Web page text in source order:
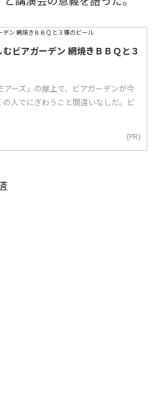
ビアガーデン 網焼きＢＢＱと３
アーズ」の屋上で、ビアガーデンが今
の人でにぎわうこと間違いなしだ。ビ
(PR)